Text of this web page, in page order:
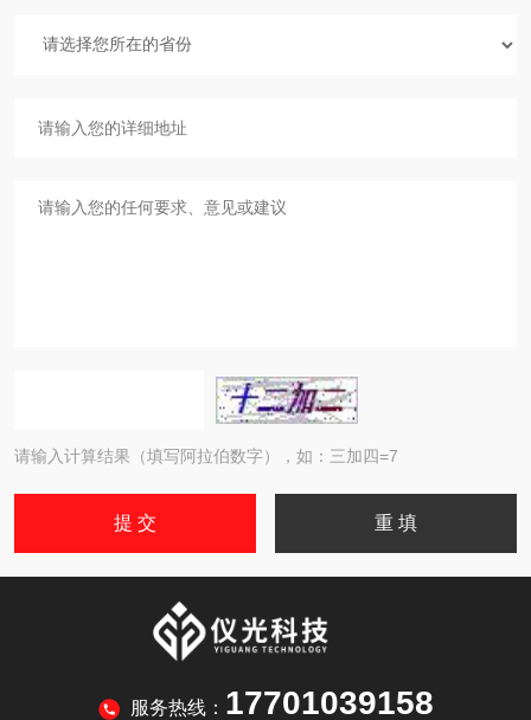
请输入计算结果（填写阿拉伯数字），如：三加四=7
服务热线： 17701039158